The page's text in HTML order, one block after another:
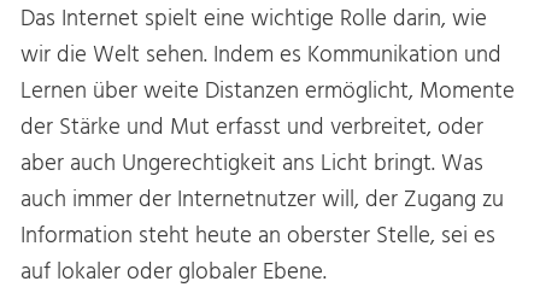
Das Internet spielt eine wichtige Rolle darin, wie
wir die Welt sehen. Indem es Kommunikation und
Lernen über weite Distanzen ermöglicht, Momente
der Stärke und Mut erfasst und verbreitet, oder
aber auch Ungerechtigkeit ans Licht bringt. Was
auch immer der Internetnutzer will, der Zugang zu
Information steht heute an oberster Stelle, sei es
auf lokaler oder globaler Ebene.